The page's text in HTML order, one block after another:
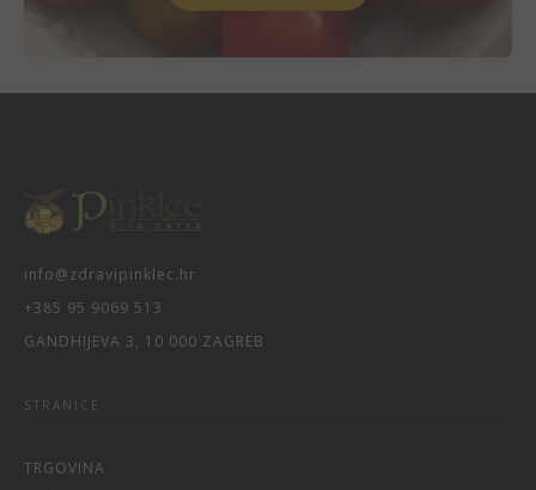
info@zdravipinklec.hr
+385 95 9069 513
GANDHIJEVA 3, 10 000 ZAGREB
STRANICE
TRGOVINA